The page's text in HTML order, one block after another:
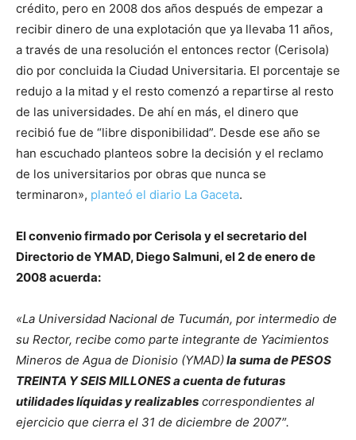
crédito, pero en 2008 dos años después de empezar a
recibir dinero de una explotación que ya llevaba 11 años,
a través de una resolución el entonces rector (Cerisola)
dio por concluida la Ciudad Universitaria. El porcentaje se
redujo a la mitad y el resto comenzó a repartirse al resto
de las universidades. De ahí en más, el dinero que
recibió fue de “libre disponibilidad”. Desde ese año se
han escuchado planteos sobre la decisión y el reclamo
de los universitarios por obras que nunca se
terminaron», planteó el diario La Gaceta.
El convenio firmado por Cerisola y el secretario del
Directorio de YMAD, Diego Salmuni, el 2 de enero de
2008 acuerda:
«La Universidad Nacional de Tucumán, por intermedio de
su Rector, recibe como parte integrante de Yacimientos
Mineros de Agua de Dionisio (YMAD)la suma de PESOS
TREINTA Y SEIS MILLONES a cuenta de futuras
utilidades líquidas y realizables correspondientes al
ejercicio que cierra el 31 de diciembre de 2007″.